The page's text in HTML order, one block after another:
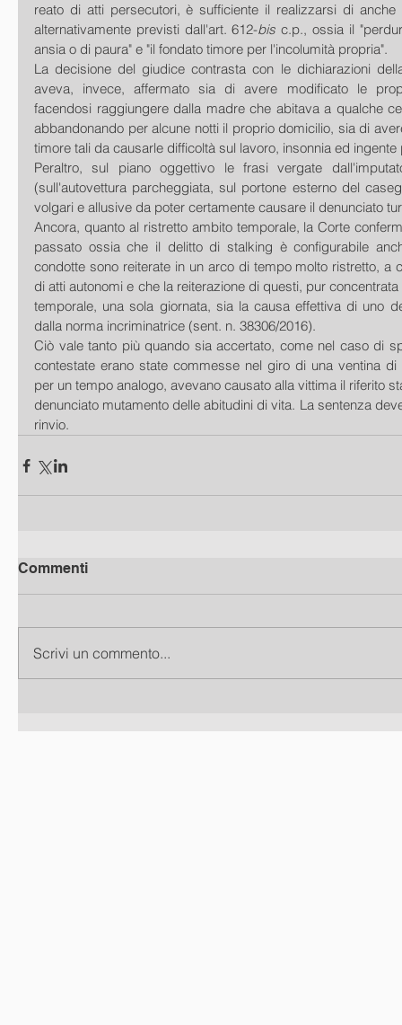
reato di atti persecutori, è sufficiente il realizzarsi di
alternativamente previsti dall'art. 612-bis c.p., ossia il
ansia o di paura" e "il fondato timore per l'incolumità propria".
La decisione del giudice contrasta con le dichiarazioni
aveva, invece, affermato sia di avere modificato le
facendosi raggiungere dalla madre che abitava a qualche
abbandonando per alcune notti il proprio domicilio, sia di
timore tali da causarle difficoltà sul lavoro, insonnia ed
Peraltro, sul piano oggettivo le frasi vergate
(sull'autovettura parcheggiata, sul portone esterno del
volgari e allusive da poter certamente causare il denunciato
Ancora, quanto al ristretto ambito temporale, la Corte
passato ossia che il delitto di stalking è configurabile
condotte sono reiterate in un arco di tempo molto ristretto, a
di atti autonomi e che la reiterazione di questi, pur
temporale, una sola giornata, sia la causa effettiva di uno
dalla norma incriminatrice (sent. n. 38306/2016).
Ciò vale tanto più quando sia accertato, come nel caso di
contestate erano state commesse nel giro di una ventina di
per un tempo analogo, avevano causato alla vittima il riferito
denunciato mutamento delle abitudini di vita. La sentenza
rinvio.
Commenti
Scrivi un commento...